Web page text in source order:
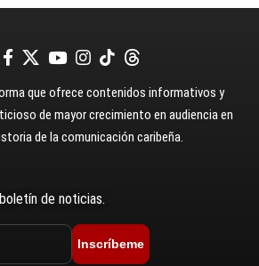
que ofrece contenidos informativos y
de mayor crecimiento en audiencia en
de la comunicación caribeña.
de noticias.
Inscríbeme